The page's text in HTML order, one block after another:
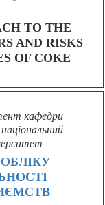
TO THE
AND RISKS
OF COKE
кафедри